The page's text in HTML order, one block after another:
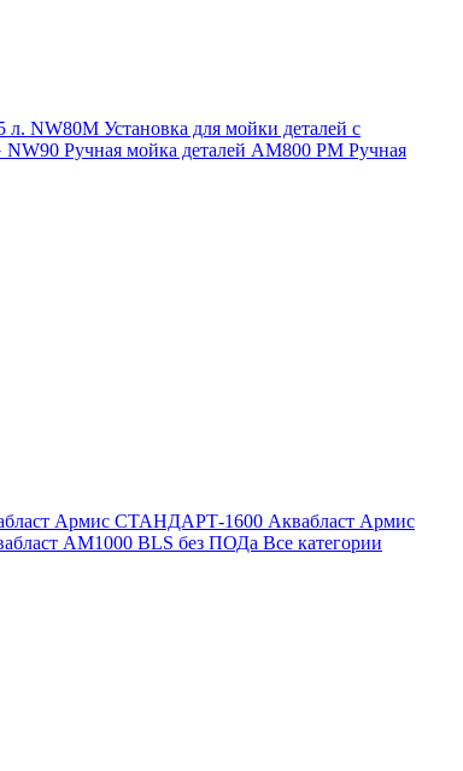
л. NW80M Установка для мойки деталей с
NW90 Ручная мойка деталей АМ800 РМ Ручная
Армис СТАНДАРТ-1600 Аквабласт Армис
AM1000 BLS без ПОДа Все категории